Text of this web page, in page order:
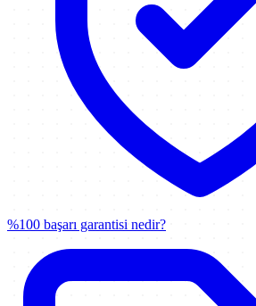
%100 başarı garantisi nedir?